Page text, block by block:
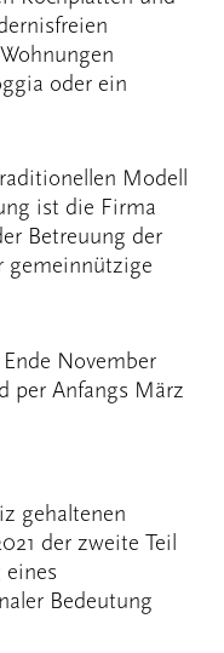
oder ein
Modell
ist die Firma
Betreuung der
gemeinnützige
November
per Anfangs März
gehaltenen
der zweite Teil
eines
Bedeutung